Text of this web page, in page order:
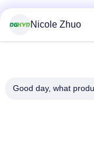
Nicole Zhuo
Good day, what